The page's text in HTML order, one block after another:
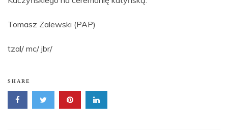
Tomasz Zalewski (PAP)
tzal/ mc/ jbr/
SHARE